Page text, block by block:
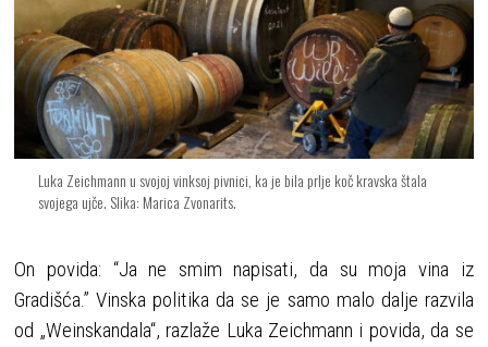
Luka Zeichmann u svojoj vinksoj pivnici, ka je bila prlje koč kravska štala
svojega ujče. Slika: Marica Zvonarits.
On povida: “Ja ne smim napisati, da su moja vina iz
Gradišća.” Vinska politika da se je samo malo dalje razvila
od „Weinskandala“, razlaže Luka Zeichmann i povida, da se